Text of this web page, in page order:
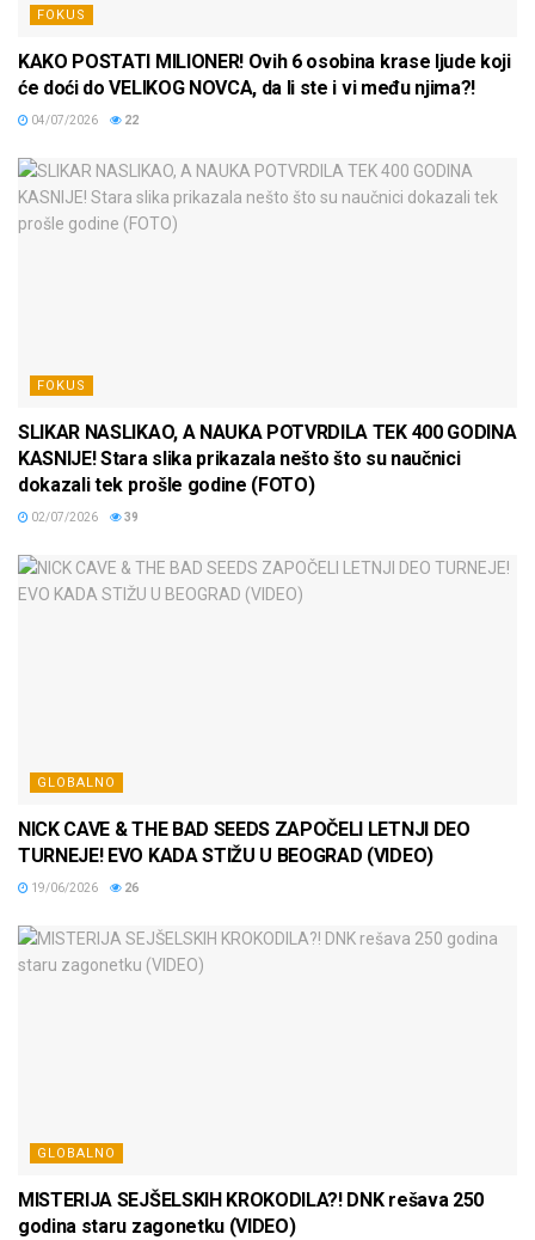
FOKUS
KAKO POSTATI MILIONER! Ovih 6 osobina krase ljude koji
će doći do VELIKOG NOVCA, da li ste i vi među njima?!
04/07/2026 22
FOKUS
SLIKAR NASLIKAO, A NAUKA POTVRDILA TEK 400 GODINA
KASNIJE! Stara slika prikazala nešto što su naučnici
dokazali tek prošle godine (FOTO)
02/07/2026 39
GLOBALNO
NICK CAVE & THE BAD SEEDS ZAPOČELI LETNJI DEO
TURNEJE! EVO KADA STIŽU U BEOGRAD (VIDEO)
19/06/2026 26
GLOBALNO
MISTERIJA SEJŠELSKIH KROKODILA?! DNK rešava 250
godina staru zagonetku (VIDEO)